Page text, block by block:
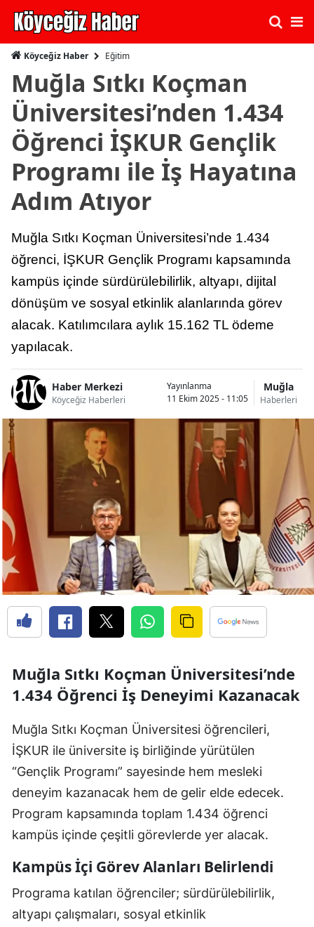
Köyceğiz Haber Eğitim
Muğla Sıtkı Koçman
Üniversitesi’nden 1.434
Öğrenci İŞKUR Gençlik
Programı ile İş Hayatına
Adım Atıyor
Muğla Sıtkı Koçman Üniversitesi’nde 1.434
öğrenci, İŞKUR Gençlik Programı kapsamında
kampüs içinde sürdürülebilirlik, altyapı, dijital
dönüşüm ve sosyal etkinlik alanlarında görev
alacak. Katılımcılara aylık 15.162 TL ödeme
yapılacak.
Haber Merkezi
Köyceğiz Haberleri
Yayınlanma
11 Ekim 2025 - 11:05
Muğla
Haberleri
Muğla Sıtkı Koçman Üniversitesi’nde
1.434 Öğrenci İş Deneyimi Kazanacak
Muğla Sıtkı Koçman Üniversitesi öğrencileri,
İŞKUR ile üniversite iş birliğinde yürütülen
“Gençlik Programı” sayesinde hem mesleki
deneyim kazanacak hem de gelir elde edecek.
Program kapsamında toplam 1.434 öğrenci
kampüs içinde çeşitli görevlerde yer alacak.
Kampüs İçi Görev Alanları Belirlendi
Programa katılan öğrenciler; sürdürülebilirlik,
altyapı çalışmaları, sosyal etkinlik